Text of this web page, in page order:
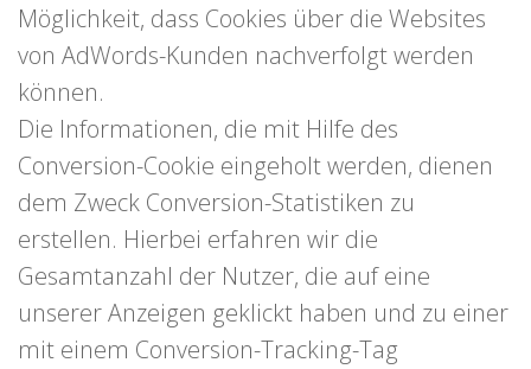
Möglichkeit, dass Cookies über die Websites
von AdWords-Kunden nachverfolgt werden
können.
Die Informationen, die mit Hilfe des
Conversion-Cookie eingeholt werden, dienen
dem Zweck Conversion-Statistiken zu
erstellen. Hierbei erfahren wir die
Gesamtanzahl der Nutzer, die auf eine
unserer Anzeigen geklickt haben und zu einer
mit einem Conversion-Tracking-Tag